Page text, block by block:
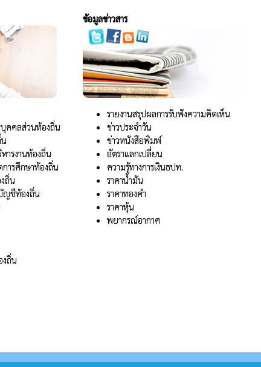
คคลส่วนท้องถิ่น
ารงานท้องถิ่น
ารศึกษาท้องถิ่น
ถิ่น
ญชีท้องถิ่น
งถิ่น
ข้อมูลข่าวสาร
รายงานสรุปผลการรับฟังความคิดเห็น
ข่าวประจำวัน
ข่าวหนังสือพิมพ์
อัตราแลกเปลี่ยน
ความรู้ทางการเงินธปท.
ราคาน้ำมัน
ราคาทองคำ
ราคาหุ้น
พยากรณ์อากาศ